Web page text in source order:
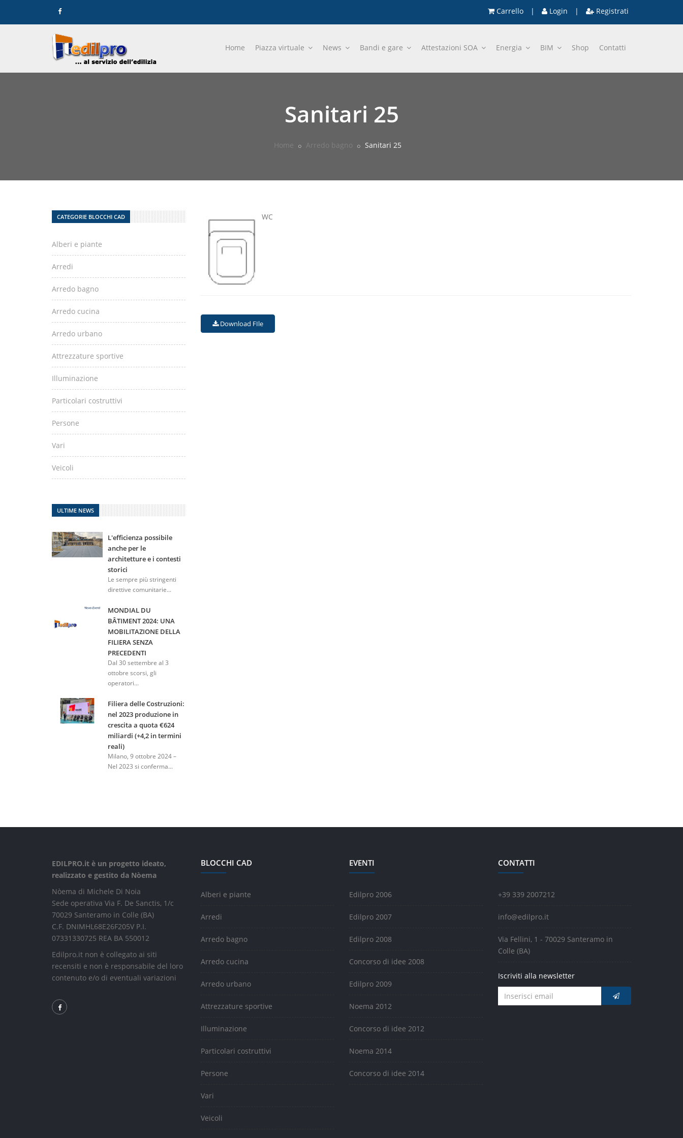
Carrello | Login | Registrati
Home Piazza virtuale News Bandi e gare Attestazioni SOA Energia BIM Shop Contatti
Sanitari 25
Home Arredo bagno Sanitari 25
WC
Download FIle
CATEGORIE BLOCCHI CAD
Alberi e piante
Arredi
Arredo bagno
Arredo cucina
Arredo urbano
Attrezzature sportive
Illuminazione
Particolari costruttivi
Persone
Vari
Veicoli
ULTIME NEWS
L'efficienza possibile
anche per le
architetture e i contesti
storici
Le sempre più stringenti
direttive comunitarie...
MONDIAL DU
BÂTIMENT 2024: UNA
MOBILITAZIONE DELLA
FILIERA SENZA
PRECEDENTI
Dal 30 settembre al 3
ottobre scorsi, gli
operatori...
Filiera delle Costruzioni:
nel 2023 produzione in
crescita a quota €624
miliardi (+4,2 in termini
reali)
Milano, 9 ottobre 2024 –
Nel 2023 si conferma...
EDILPRO.it è un progetto ideato,
realizzato e gestito da Nòema
Nòema di Michele Di Noia
Sede operativa Via F. De Sanctis, 1/c
70029 Santeramo in Colle (BA)
C.F. DNIMHL68E26F205V P.I.
07331330725 REA BA 550012
Edilpro.it non è collegato ai siti
recensiti e non è responsabile del loro
contenuto e/o di eventuali variazioni
BLOCCHI CAD
Alberi e piante
Arredi
Arredo bagno
Arredo cucina
Arredo urbano
Attrezzature sportive
Illuminazione
Particolari costruttivi
Persone
Vari
Veicoli
EVENTI
Edilpro 2006
Edilpro 2007
Edilpro 2008
Concorso di idee 2008
Edilpro 2009
Noema 2012
Concorso di idee 2012
Noema 2014
Concorso di idee 2014
CONTATTI
+39 339 2007212
info@edilpro.it
Via Fellini, 1 - 70029 Santeramo in
Colle (BA)
Iscriviti alla newsletter